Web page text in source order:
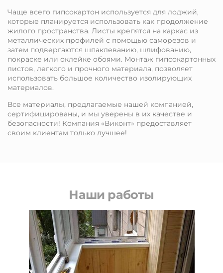
Чаще всего гипсокартон используется для лоджий,
которые планируется использовать как продолжение
жилого пространства. Листы крепятся на каркас из
металлических профилей с помощью саморезов и
затем подвергаются шпаклеванию, шлифованию,
покраске или оклейке обоями. Монтаж гипсокартонных
листов, легкого и прочного материала, позволяет
использовать большое количество изолирующих
материалов.
Все материалы, предлагаемые нашей компанией,
сертифицированы, и мы уверены в их качестве и
безопасности! Компания «Виконт» предоставляет
своим клиентам только лучшее!
Наши работы